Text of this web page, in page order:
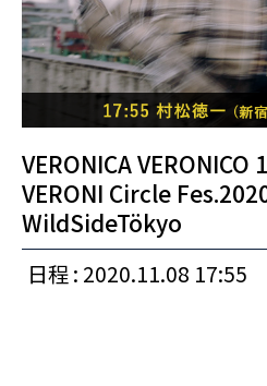
VERONICA
VERONI Circle
WildSideTökyo
日程 : 2020.11.08 17:55